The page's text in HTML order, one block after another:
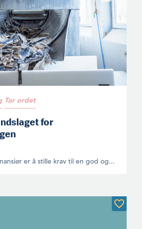
Tar ordet
for
er å stille krav til en god og...